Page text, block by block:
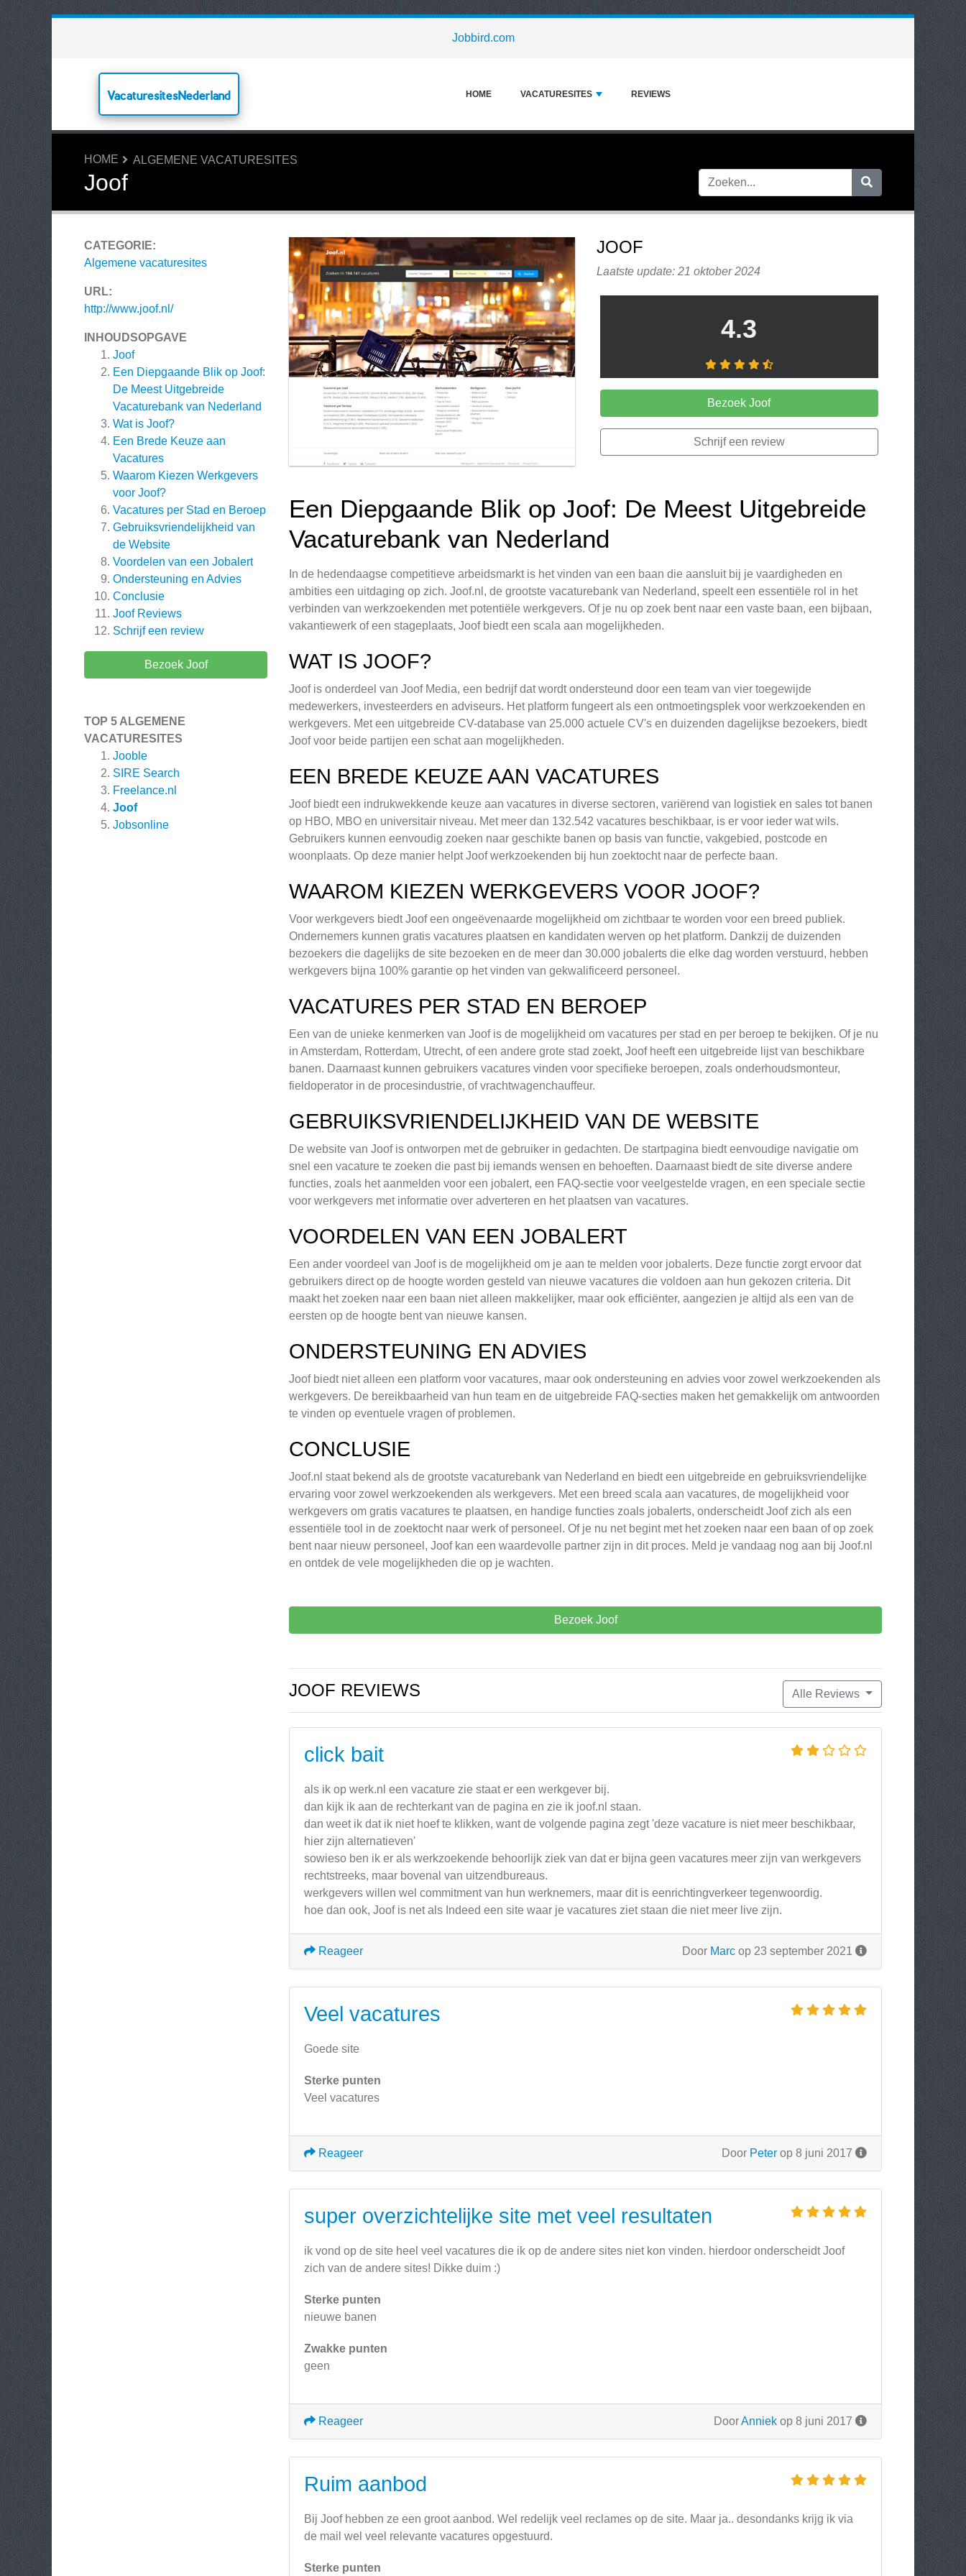
Jobbird.com
VacaturesitesNederland HOME VACATURESITES REVIEWS
HOME ALGEMENE VACATURESITES
Joof
CATEGORIE:
Algemene vacaturesites
URL:
http://www.joof.nl/
INHOUDSOPGAVE
Joof
Een Diepgaande Blik op Joof:
De Meest Uitgebreide
Vacaturebank van Nederland
Wat is Joof?
Een Brede Keuze aan
Vacatures
Waarom Kiezen Werkgevers
voor Joof?
Vacatures per Stad en Beroep
Gebruiksvriendelijkheid van
de Website
Voordelen van een Jobalert
Ondersteuning en Advies
Conclusie
JoofReviews
Schrijf een review
Bezoek Joof
TOP 5 ALGEMENE
VACATURESITES
Jooble
SIRE Search
Freelance.nl
Joof
Jobsonline
JOOF
Laatste update: 21 oktober 2024
4.3
Bezoek Joof
Schrijf een review
Een Diepgaande Blik op Joof: De Meest Uitgebreide
Vacaturebank van Nederland
In de hedendaagse competitieve arbeidsmarkt is het vinden van een baan die aansluit bij je vaardigheden en
ambities een uitdaging op zich. Joof.nl, de grootste vacaturebank van Nederland, speelt een essentiële rol in het
verbinden van werkzoekenden met potentiële werkgevers. Of je nu op zoek bent naar een vaste baan, een bijbaan,
vakantiewerk of een stageplaats, Joof biedt een scala aan mogelijkheden.
WAT IS JOOF?
Joof is onderdeel van Joof Media, een bedrijf dat wordt ondersteund door een team van vier toegewijde
medewerkers, investeerders en adviseurs. Het platform fungeert als een ontmoetingsplek voor werkzoekenden en
werkgevers. Met een uitgebreide CV-database van 25.000 actuele CV's en duizenden dagelijkse bezoekers, biedt
Joof voor beide partijen een schat aan mogelijkheden.
EEN BREDE KEUZE AAN VACATURES
Joof biedt een indrukwekkende keuze aan vacatures in diverse sectoren, variërend van logistiek en sales tot banen
op HBO, MBO en universitair niveau. Met meer dan 132.542 vacatures beschikbaar, is er voor ieder wat wils.
Gebruikers kunnen eenvoudig zoeken naar geschikte banen op basis van functie, vakgebied, postcode en
woonplaats. Op deze manier helpt Joof werkzoekenden bij hun zoektocht naar de perfecte baan.
WAAROM KIEZEN WERKGEVERS VOOR JOOF?
Voor werkgevers biedt Joof een ongeëvenaarde mogelijkheid om zichtbaar te worden voor een breed publiek.
Ondernemers kunnen gratis vacatures plaatsen en kandidaten werven op het platform. Dankzij de duizenden
bezoekers die dagelijks de site bezoeken en de meer dan 30.000 jobalerts die elke dag worden verstuurd, hebben
werkgevers bijna 100% garantie op het vinden van gekwalificeerd personeel.
VACATURES PER STAD EN BEROEP
Een van de unieke kenmerken van Joof is de mogelijkheid om vacatures per stad en per beroep te bekijken. Of je nu
in Amsterdam, Rotterdam, Utrecht, of een andere grote stad zoekt, Joof heeft een uitgebreide lijst van beschikbare
banen. Daarnaast kunnen gebruikers vacatures vinden voor specifieke beroepen, zoals onderhoudsmonteur,
fieldoperator in de procesindustrie, of vrachtwagenchauffeur.
GEBRUIKSVRIENDELIJKHEID VAN DE WEBSITE
De website van Joof is ontworpen met de gebruiker in gedachten. De startpagina biedt eenvoudige navigatie om
snel een vacature te zoeken die past bij iemands wensen en behoeften. Daarnaast biedt de site diverse andere
functies, zoals het aanmelden voor een jobalert, een FAQ-sectie voor veelgestelde vragen, en een speciale sectie
voor werkgevers met informatie over adverteren en het plaatsen van vacatures.
VOORDELEN VAN EEN JOBALERT
Een ander voordeel van Joof is de mogelijkheid om je aan te melden voor jobalerts. Deze functie zorgt ervoor dat
gebruikers direct op de hoogte worden gesteld van nieuwe vacatures die voldoen aan hun gekozen criteria. Dit
maakt het zoeken naar een baan niet alleen makkelijker, maar ook efficiënter, aangezien je altijd als een van de
eersten op de hoogte bent van nieuwe kansen.
ONDERSTEUNING EN ADVIES
Joof biedt niet alleen een platform voor vacatures, maar ook ondersteuning en advies voor zowel werkzoekenden als
werkgevers. De bereikbaarheid van hun team en de uitgebreide FAQ-secties maken het gemakkelijk om antwoorden
te vinden op eventuele vragen of problemen.
CONCLUSIE
Joof.nl staat bekend als de grootste vacaturebank van Nederland en biedt een uitgebreide en gebruiksvriendelijke
ervaring voor zowel werkzoekenden als werkgevers. Met een breed scala aan vacatures, de mogelijkheid voor
werkgevers om gratis vacatures te plaatsen, en handige functies zoals jobalerts, onderscheidt Joof zich als een
essentiële tool in de zoektocht naar werk of personeel. Of je nu net begint met het zoeken naar een baan of op zoek
bent naar nieuw personeel, Joof kan een waardevolle partner zijn in dit proces. Meld je vandaag nog aan bij Joof.nl
en ontdek de vele mogelijkheden die op je wachten.
Bezoek Joof
Alle Reviews
JOOF REVIEWS
click bait
als ik op werk.nl een vacature zie staat er een werkgever bij.
dan kijk ik aan de rechterkant van de pagina en zie ik joof.nl staan.
dan weet ik dat ik niet hoef te klikken, want de volgende pagina zegt 'deze vacature is niet meer beschikbaar,
hier zijn alternatieven'
sowieso ben ik er als werkzoekende behoorlijk ziek van dat er bijna geen vacatures meer zijn van werkgevers
rechtstreeks, maar bovenal van uitzendbureaus.
werkgevers willen wel commitment van hun werknemers, maar dit is eenrichtingverkeer tegenwoordig.
hoe dan ook, Joof is net als Indeed een site waar je vacatures ziet staan die niet meer live zijn.
Door Marc op 23 september 2021
Reageer
Veel vacatures
Goede site
Sterke punten
Veel vacatures
Door Peter op 8 juni 2017
Reageer
super overzichtelijke site met veel resultaten
ik vond op de site heel veel vacatures die ik op de andere sites niet kon vinden. hierdoor onderscheidt Joof
zich van de andere sites! Dikke duim :)
Sterke punten
nieuwe banen
Zwakke punten
geen
DoorAnniek op 8 juni 2017
Reageer
Ruim aanbod
Bij Joof hebben ze een groot aanbod. Wel redelijk veel reclames op de site. Maar ja.. desondanks krijg ik via
de mail wel veel relevante vacatures opgestuurd.
Sterke punten